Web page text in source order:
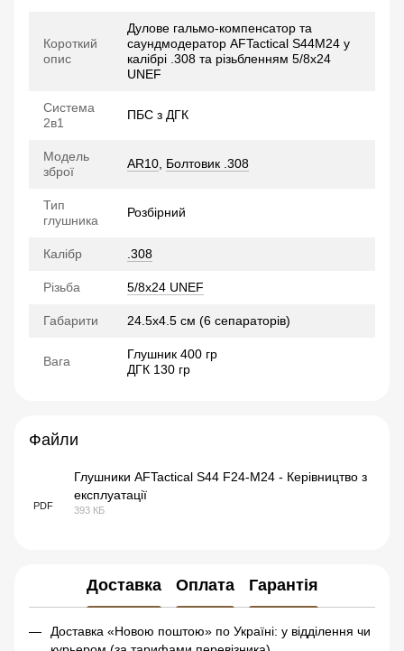
Короткий
опис
Дулове гальмо-компенсатор та
саундмодератор AFTactical S44M24 у
калібрі .308 та різьбленням 5/8x24
UNEF
Система
2в1
ПБС з ДГК
Модель
зброї
AR10 Болтовик .308
Тип
глушника
Розбірний
Калібр .308
Різьба 5/8x24 UNEF
Габарити 24.5х4.5 см (6 сепараторів)
Вага
Глушник 400 гр
ДГК 130 гр
Файли
PDF
Глушники AFTactical S44 F24-M24 - Керівництво з
експлуатації
393 КБ
Доставка Оплата Гарантія
Доставка «Новою поштою» по Україні: у відділення чи